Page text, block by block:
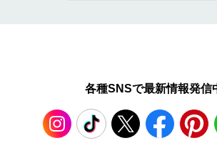
各種SNSで最新情報発信